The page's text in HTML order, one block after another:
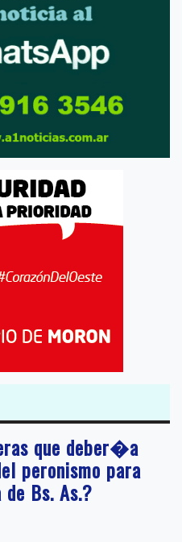
que deber�a
peronismo para
Bs. As.?